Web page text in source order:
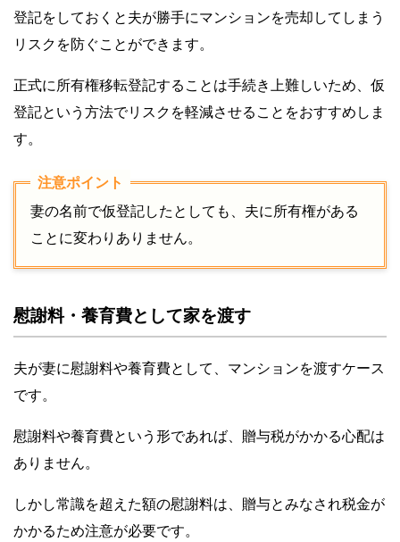
登記をしておくと夫が勝手にマンションを売却してしまう
リスクを防ぐことができます。
正式に所有権移転登記することは手続き上難しいため、仮
登記という方法でリスクを軽減させることをおすすめしま
す。
妻の名前で仮登記したとしても、夫に所有権がある
ことに変わりありません。
慰謝料・養育費として家を渡す
夫が妻に慰謝料や養育費として、マンションを渡すケース
です。
慰謝料や養育費という形であれば、贈与税がかかる心配は
ありません。
しかし常識を超えた額の慰謝料は、贈与とみなされ税金が
かかるため注意が必要です。